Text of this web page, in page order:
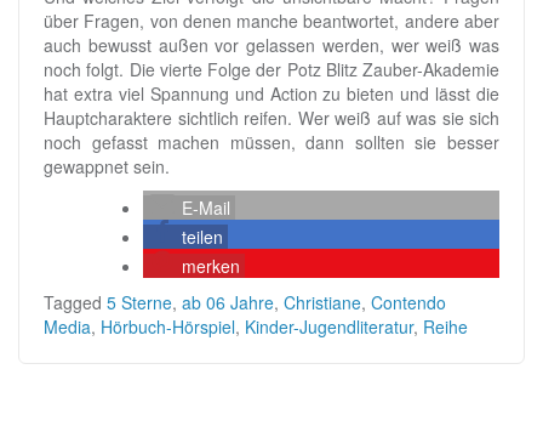
über Fragen, von denen manche beantwortet, andere aber
auch bewusst außen vor gelassen werden, wer weiß was
noch folgt. Die vierte Folge der Potz Blitz Zauber-Akademie
hat extra viel Spannung und Action zu bieten und lässt die
Hauptcharaktere sichtlich reifen. Wer weiß auf was sie sich
noch gefasst machen müssen, dann sollten sie besser
gewappnet sein.
E-Mail
teilen
merken
Tagged 5 Sterne, ab 06 Jahre, Christiane, Contendo
Media, Hörbuch-Hörspiel, Kinder-Jugendliteratur, Reihe